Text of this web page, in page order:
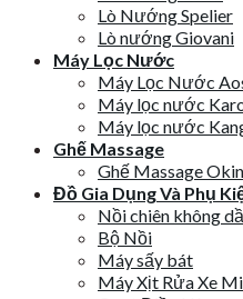
Lò Nướng Spelier
Lò nướng Giovani
Máy Lọc Nước
Máy Lọc Nước
Máy lọc nước
Máy lọc nước
Ghế Massage
Ghế Massage
Đồ Gia Dụng Và Phụ
Nồi chiên không
Bộ Nồi
Máy sấy bát
Máy Xịt Rửa Xe